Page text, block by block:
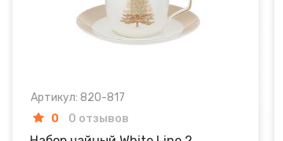
Артикул: 820-817
0
0 отзывов